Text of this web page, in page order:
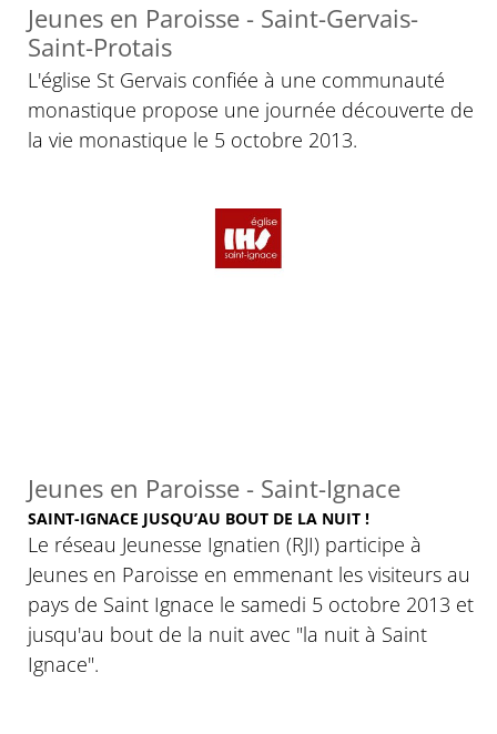
Jeunes en Paroisse - Saint-Gervais-
Saint-Protais
L'église St Gervais confiée à une communauté
monastique propose une journée découverte de
la vie monastique le 5 octobre 2013.
Jeunes en Paroisse - Saint-Ignace
SAINT-IGNACE JUSQU’AU BOUT DE LA NUIT !
Le réseau Jeunesse Ignatien (RJI) participe à
Jeunes en Paroisse en emmenant les visiteurs au
pays de Saint Ignace le samedi 5 octobre 2013 et
jusqu'au bout de la nuit avec "la nuit à Saint
Ignace".